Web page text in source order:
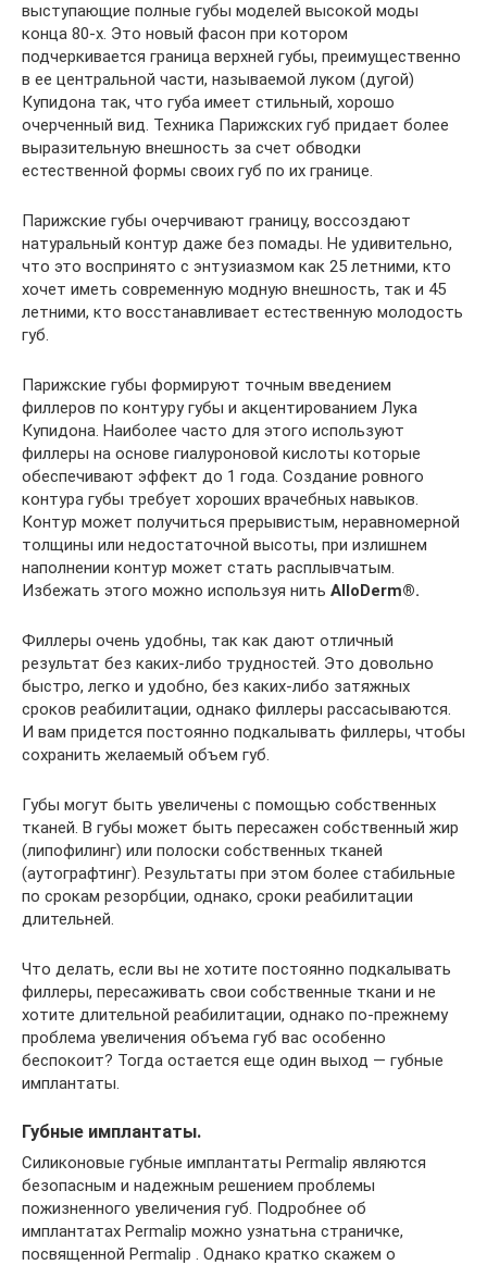
выступающие полные губы моделей высокой моды
конца 80-х. Это новый фасон при котором
подчеркивается граница верхней губы, преимущественно
в ее центральной части, называемой луком (дугой)
Купидона так, что губа имеет стильный, хорошо
очерченный вид. Техника Парижских губ придает более
выразительную внешность за счет обводки
естественной формы своих губ по их границе.
Парижские губы очерчивают границу, воссоздают
натуральный контур даже без помады. Не удивительно,
что это воспринято с энтузиазмом как 25 летними, кто
хочет иметь современную модную внешность, так и 45
летними, кто восстанавливает естественную молодость
губ.
Парижские губы формируют точным введением
филлеров по контуру губы и акцентированием Лука
Купидона. Наиболее часто для этого используют
филлеры на основе гиалуроновой кислоты которые
обеспечивают эффект до 1 года. Создание ровного
контура губы требует хороших врачебных навыков.
Контур может получиться прерывистым, неравномерной
толщины или недостаточной высоты, при излишнем
наполнении контур может стать расплывчатым.
Избежать этого можно используя нить AlloDerm®.
Филлеры очень удобны, так как дают отличный
результат без каких-либо трудностей. Это довольно
быстро, легко и удобно, без каких-либо затяжных
сроков реабилитации, однако филлеры рассасываются.
И вам придется постоянно подкалывать филлеры, чтобы
сохранить желаемый объем губ.
Губы могут быть увеличены с помощью собственных
тканей. В губы может быть пересажен собственный жир
(липофилинг) или полоски собственных тканей
(аутографтинг). Результаты при этом более стабильные
по срокам резорбции, однако, сроки реабилитации
длительней.
Что делать, если вы не хотите постоянно подкалывать
филлеры, пересаживать свои собственные ткани и не
хотите длительной реабилитации, однако по-прежнему
проблема увеличения объема губ вас особенно
беспокоит? Тогда остается еще один выход — губные
имплантаты.
Губные имплантаты.
Силиконовые губные имплантаты Permalip являются
безопасным и надежным решением проблемы
пожизненного увеличения губ. Подробнее об
имплантатах Permalip можно узнатьна страничке,
посвященной Permalip . Однако кратко скажем о